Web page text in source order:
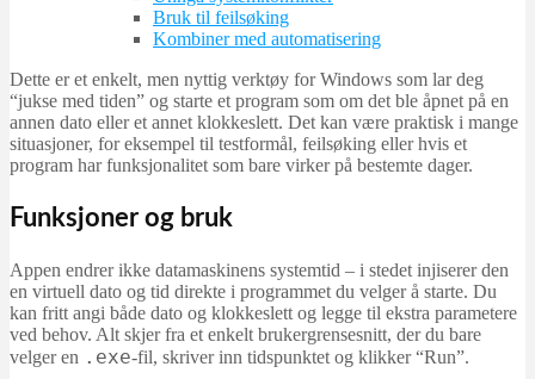
Bruk til feilsøking
Kombiner med automatisering
Dette er et enkelt, men nyttig verktøy for Windows som lar deg
“jukse med tiden” og starte et program som om det ble åpnet på en
annen dato eller et annet klokkeslett. Det kan være praktisk i mange
situasjoner, for eksempel til testformål, feilsøking eller hvis et
program har funksjonalitet som bare virker på bestemte dager.
Funksjoner og bruk
Appen endrer ikke datamaskinens systemtid – i stedet injiserer den
en virtuell dato og tid direkte i programmet du velger å starte. Du
kan fritt angi både dato og klokkeslett og legge til ekstra parametere
ved behov. Alt skjer fra et enkelt brukergrensesnitt, der du bare
velger en .exe-fil, skriver inn tidspunktet og klikker “Run”.